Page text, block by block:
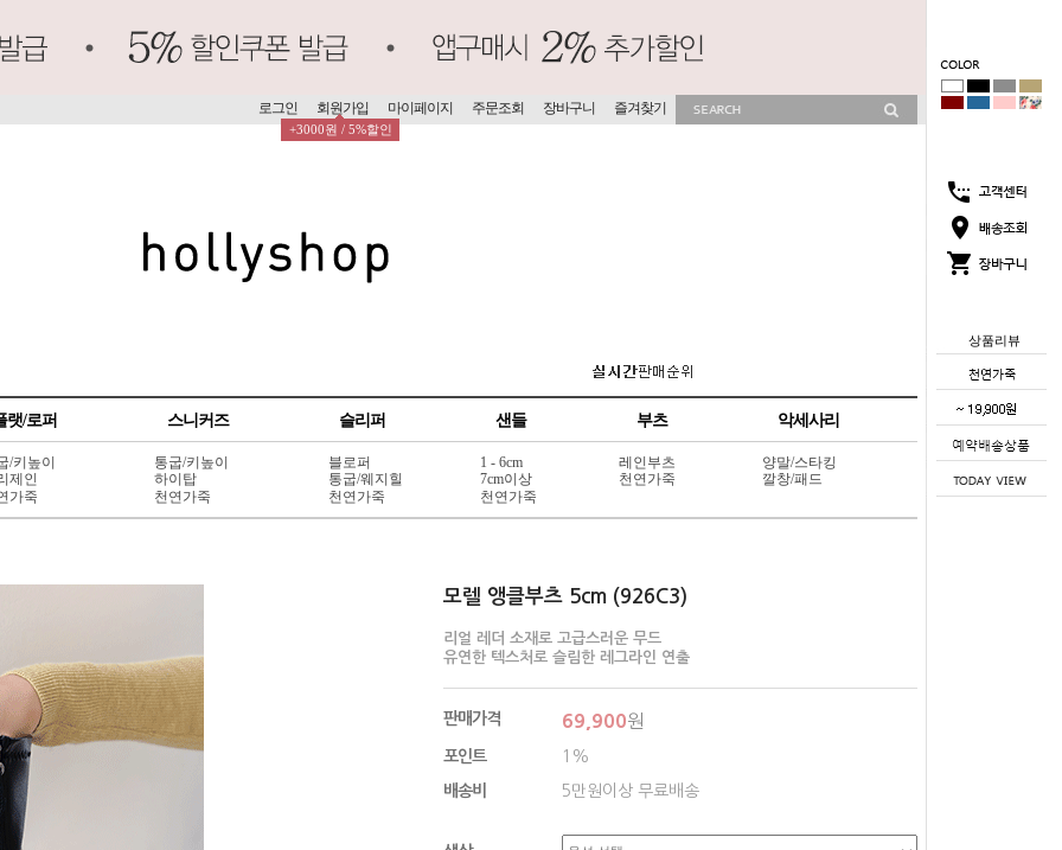
상품리뷰
로그인 회원가입
+3000원 / 5%할인
마이페이지 주문조회 장바구니 즐겨찾기
랫/로퍼 스니커즈 슬리퍼 샌들 부츠 악세사리
/키높이
제인
가죽
통굽/키높이
하이탑
천연가죽
블로퍼
통굽/웨지힐
천연가죽
1 - 6cm
7cm이상
천연가죽
레인부츠
천연가죽
양말/스타킹
깔창/패드
모렐 앵클부츠 5cm (926C3)
리얼 레더 소재로 고급스러운 무드
유연한 텍스처로 슬림한 레그라인 연출
판매가격 69,900원
포인트 1%
배송비 5만원이상 무료배송